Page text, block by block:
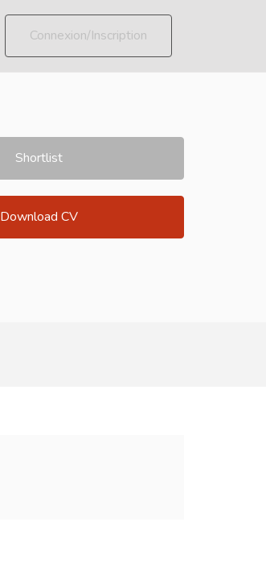
Connexion/Inscription
Shortlist
Download CV